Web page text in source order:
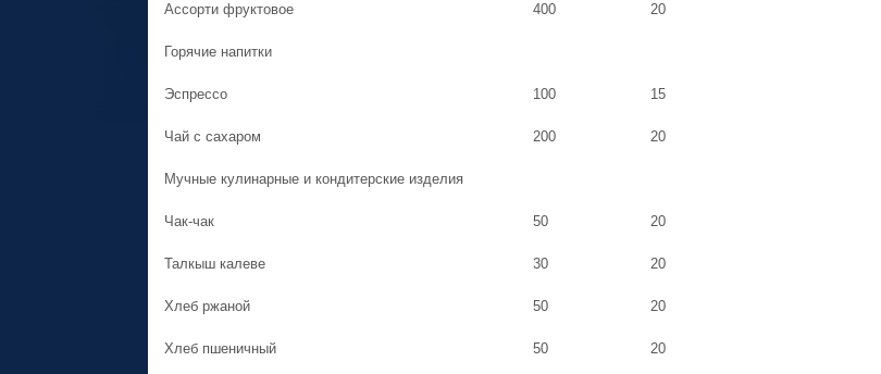
Ассорти фруктовое 400 20
Горячие напитки
Эспрессо 100 15
Чай с сахаром 200 20
Мучные кулинарные и кондитерские изделия
Чак-чак 50 20
Талкыш калеве 30 20
Хлеб ржаной 50 20
Хлеб пшеничный 50 20